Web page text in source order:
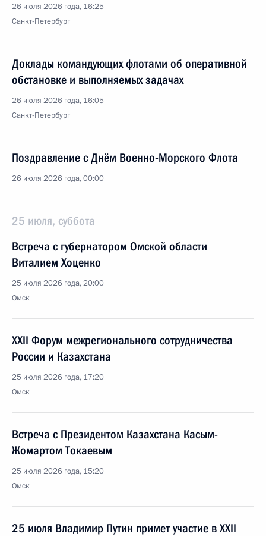
26 июля 2026 года, 16:25
Санкт-Петербург
Доклады командующих флотами об оперативной
обстановке и выполняемых задачах
26 июля 2026 года, 16:05
Санкт-Петербург
Поздравление с Днём Военно-Морского Флота
26 июля 2026 года, 00:00
25 июля, суббота
Встреча с губернатором Омской области
Виталием Хоценко
25 июля 2026 года, 20:00
Омск
XXII Форум межрегионального сотрудничества
России и Казахстана
25 июля 2026 года, 17:20
Омск
Встреча с Президентом Казахстана Касым-
Жомартом Токаевым
25 июля 2026 года, 15:20
Омск
25 июля Владимир Путин примет участие в XXII